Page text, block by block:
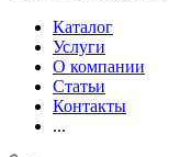
Каталог
Услуги
О компании
Статьи
Контакты
...